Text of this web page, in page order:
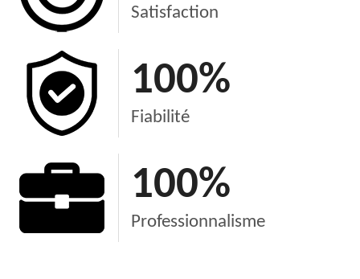
Satisfaction
100%
Fiabilité
100%
Professionnalisme